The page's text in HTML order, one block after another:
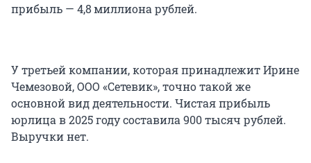
прибыль — 4,8 миллиона рублей.
У третьей компании, которая принадлежит Ирине
Чемезовой, ООО «Сетевик», точно такой же
основной вид деятельности. Чистая прибыль
юрлица в 2025 году составила 900 тысяч рублей.
Выручки нет.